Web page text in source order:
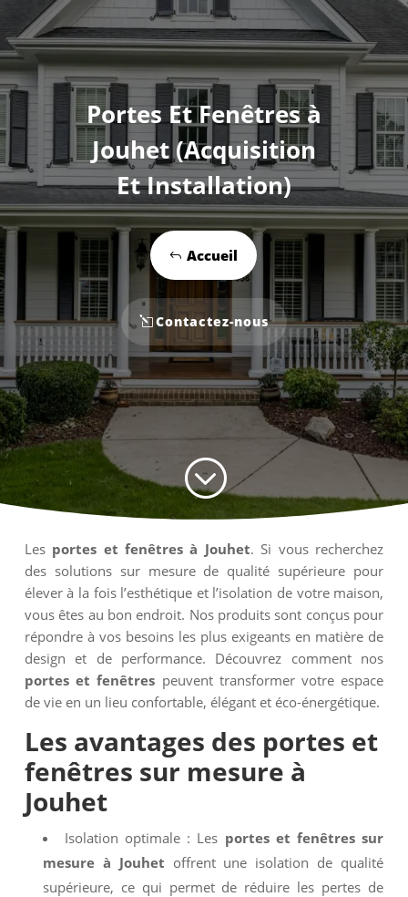
Portes Et Fenêtres à
Jouhet (Acquisition
Et Installation)
Accueil
Contactez-nous
;
Les portes et fenêtres à Jouhet. Si vous recherchez
des solutions sur mesure de qualité supérieure pour
élever à la fois l’esthétique et l’isolation de votre maison,
vous êtes au bon endroit. Nos produits sont conçus pour
répondre à vos besoins les plus exigeants en matière de
design et de performance. Découvrez comment nos
portes et fenêtres peuvent transformer votre espace
de vie en un lieu confortable, élégant et éco-énergétique.
Les avantages des portes et
fenêtres sur mesure à
Jouhet
Isolation optimale : Les portes et fenêtres sur
mesure à Jouhet offrent une isolation de qualité
supérieure, ce qui permet de réduire les pertes de